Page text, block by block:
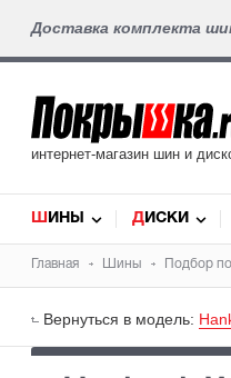
Доставка комплекта
интернет-магазин шин и
ШИНЫ ДИСКИ
Главная Шины Подбор
Вернуться в модель: